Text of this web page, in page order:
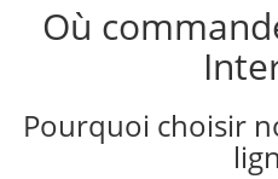
Où
Pourquoi choisir